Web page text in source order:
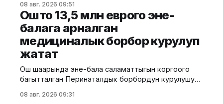
мэриясынын билдиришкендей, аталган тилкеде
бул убакта курулуш иштери жүргүзүлөт. Ал эми
Фрунзе жана Панфилов көчөлөрүнүн кесилиши
кайрадан унаалар үчүн ачылат. Мэрия
айдоочуларды жол кыймылындагы убактылуу
өзгөрүүлөрдү эске алып, жол белгилеринин
талаптарын так
08 авг. 2026 09:51
Ошто 13,5 млн еврого эне-
балага арналган
медициналык борбор курулуп
жатат
Ош шаарында эне-бала саламаттыгын коргоого
багытталган Перинаталдык борбордун курулушу
министрлигинин басма сөз кызматы билдирди.
08 авг. 2026 09:31